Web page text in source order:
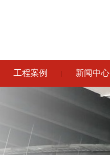
工程案例 新闻中心